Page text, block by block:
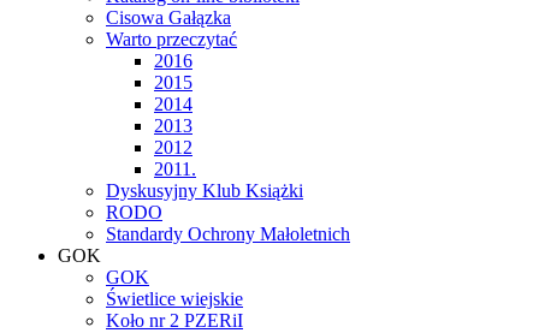
Cisowa Gałązka
Warto przeczytać
2016
2015
2014
2013
2012
2011.
Dyskusyjny Klub Książki
RODO
Standardy Ochrony Małoletnich
GOK
GOK
Świetlice wiejskie
Koło nr 2 PZERiI